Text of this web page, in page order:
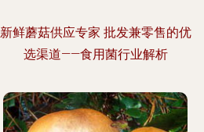
新鲜蘑菇供应专家 批发兼零售的优
选渠道——食用菌行业解析